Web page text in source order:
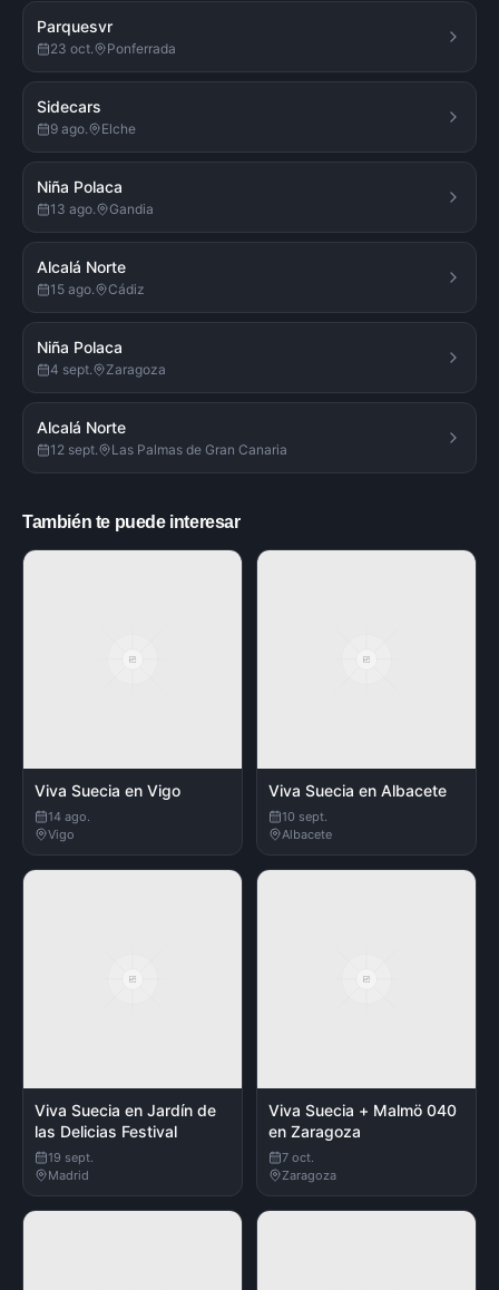
Parquesvr
23 oct. Ponferrada
Sidecars
9 ago. Elche
Niña Polaca
13 ago. Gandia
Alcalá Norte
15 ago. Cádiz
Niña Polaca
4 sept. Zaragoza
Alcalá Norte
12 sept. Las Palmas de Gran Canaria
También te puede interesar
Viva Suecia en Vigo
14 ago.
Vigo
Viva Suecia en Albacete
10 sept.
Albacete
Viva Suecia en Jardín de
las Delicias Festival
19 sept.
Madrid
Viva Suecia + Malmö 040
en Zaragoza
7 oct.
Zaragoza